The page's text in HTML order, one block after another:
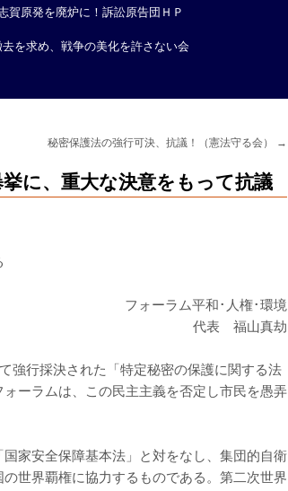
賀原発を廃炉に！訴訟原告団ＨＰ
を求め、戦争の美化を許さない会
秘密保護法の強行可決、抗議！（憲法守る会） →
に、重大な決意をもって抗議
フォーラム平和･人権･環境
代表 福山真劫
強行採決された「特定秘密の保護に関する法
ーラムは、この民主主義を否定し市民を愚弄
家安全保障基本法」と対をなし、集団的自衛
世界覇権に協力するものである。第二次世界